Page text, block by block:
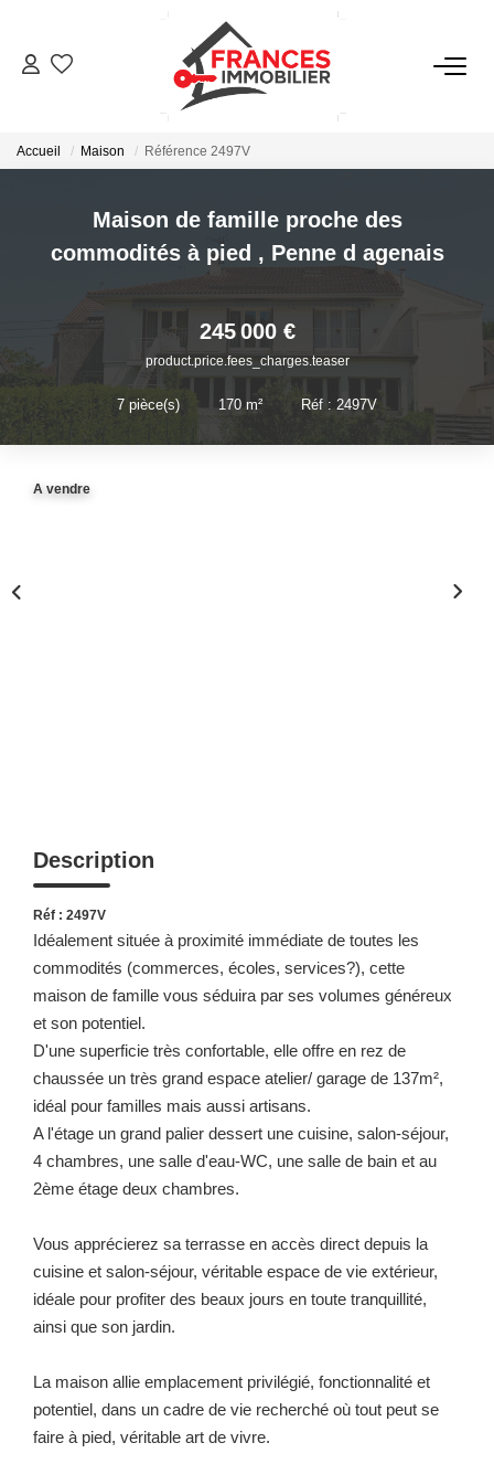
GESTION LOCATIVE
NOTRE AGENCE
CONTACT
Accueil Maison Référence 2497V
Maison de famille proche des
commodités à pied , Penne d agenais
245 000 €
product.price.fees_charges.teaser
7 pièce(s) 170 m² Réf : 2497V
A vendre
Description
Réf : 2497V
Idéalement située à proximité immédiate de toutes les
commodités (commerces, écoles, services?), cette
maison de famille vous séduira par ses volumes généreux
et son potentiel.
D'une superficie très confortable, elle offre en rez de
chaussée un très grand espace atelier/ garage de 137m²,
idéal pour familles mais aussi artisans.
A l'étage un grand palier dessert une cuisine, salon-séjour,
4 chambres, une salle d'eau-WC, une salle de bain et au
2ème étage deux chambres.
Vous apprécierez sa terrasse en accès direct depuis la
cuisine et salon-séjour, véritable espace de vie extérieur,
idéale pour profiter des beaux jours en toute tranquillité,
ainsi que son jardin.
La maison allie emplacement privilégié, fonctionnalité et
potentiel, dans un cadre de vie recherché où tout peut se
faire à pied, véritable art de vivre.